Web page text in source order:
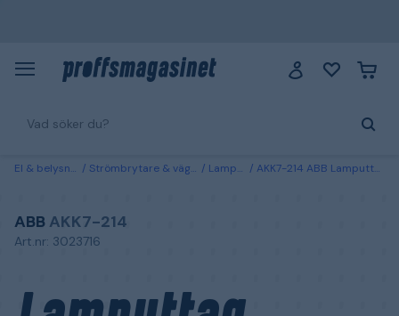
El & belysning Strömbrytare & vägguttag Lamputtag AKK7-214 ABB Lamputtag 100 mm, Jussi
ABB AKK7-214
Art.nr: 3023716